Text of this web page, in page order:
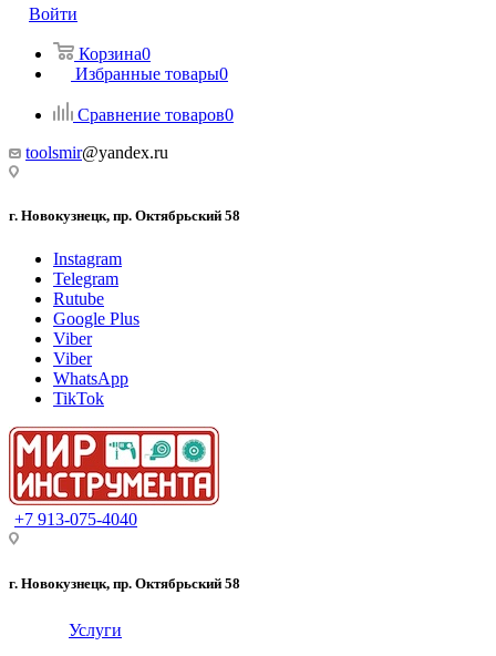
Войти
Корзина0
Избранные товары0
Сравнение товаров0
toolsmir@yandex.ru
г. Новокузнецк, пр. Октябрьский 58
Instagram
Telegram
Rutube
Google Plus
Viber
Viber
WhatsApp
TikTok
+7 913-075-4040
г. Новокузнецк, пр. Октябрьский 58
Услуги